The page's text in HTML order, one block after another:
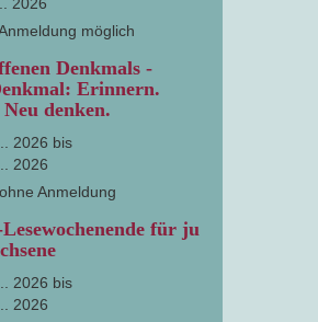
möglich
Denkmals -
Erinnern.
denken.
2026 bis
2026
Anmeldung
für ju
2026 bis
2026